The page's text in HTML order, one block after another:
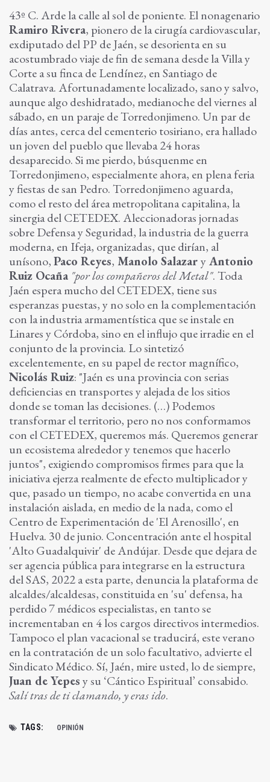
43º C. Arde la calle al sol de poniente. El nonagenario
Ramiro Rivera, pionero de la cirugía cardiovascular,
exdiputado del PP de Jaén, se desorienta en su
acostumbrado viaje de fin de semana desde la Villa y
Corte a su finca de Lendínez, en Santiago de
Calatrava. Afortunadamente localizado, sano y salvo,
aunque algo deshidratado, medianoche del viernes al
sábado, en un paraje de Torredonjimeno. Un par de
días antes, cerca del cementerio tosiriano, era hallado
un joven del pueblo que llevaba 24 horas
desaparecido. Si me pierdo, búsquenme en
Torredonjimeno, especialmente ahora, en plena feria
y fiestas de san Pedro. Torredonjimeno aguarda,
como el resto del área metropolitana capitalina, la
sinergia del CETEDEX. Aleccionadoras jornadas
sobre Defensa y Seguridad, la industria de la guerra
moderna, en Ifeja, organizadas, que dirían, al
unísono,Paco Reyes, Manolo SalazaryAntonio
Ruiz Ocaña "por los compañeros del Metal". Toda
Jaén espera mucho del CETEDEX, tiene sus
esperanzas puestas, y no solo en la complementación
con la industria armamentística que se instale en
Linares y Córdoba, sino en el influjo que irradie en el
conjunto de la provincia. Lo sintetizó
excelentemente, en su papel de rector magnífico,
Nicolás Ruiz: "Jaén es una provincia con serias
deficiencias en transportes y alejada de los sitios
donde se toman las decisiones. (…) Podemos
transformar el territorio, pero no nos conformamos
con el CETEDEX, queremos más. Queremos generar
un ecosistema alrededor y tenemos que hacerlo
juntos", exigiendo compromisos firmes para que la
iniciativa ejerza realmente de efecto multiplicador y
que, pasado un tiempo, no acabe convertida en una
instalación aislada, en medio de la nada, como el
Centro de Experimentación de 'El Arenosillo', en
Huelva. 30 de junio. Concentración ante el hospital
'Alto Guadalquivir' de Andújar. Desde que dejara de
ser agencia pública para integrarse en la estructura
del SAS, 2022 a esta parte, denuncia la plataforma de
alcaldes/alcaldesas, constituida en 'su' defensa, ha
perdido 7 médicos especialistas, en tanto se
incrementaban en 4 los cargos directivos intermedios.
Tampoco el plan vacacional se traducirá, este verano
en la contratación de un solo facultativo, advierte el
Sindicato Médico. Sí, Jaén, mire usted, lo de siempre,
Juan de Yepesy su ‘Cántico Espiritual’ consabido.
Salí tras de ti clamando, y eras ido.
TAGS: OPINIÓN